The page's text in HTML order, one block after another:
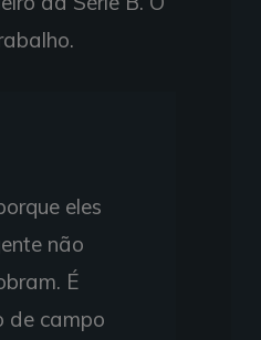
eles
não
É
de campo